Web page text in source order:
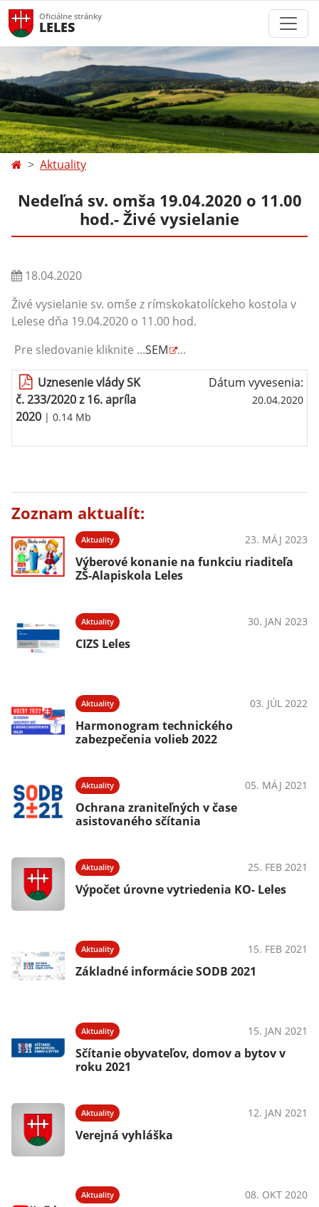
Oficiálne stránky
LELES
Aktuality
Nedeľná sv. omša 19.04.2020 o 11.00
hod.- Živé vysielanie
18.04.2020
Živé vysielanie sv. omše z rímskokatolíckeho kostola v
Lelese dňa 19.04.2020 o 11.00 hod.
Pre sledovanie kliknite ...SEM ...
Uznesenie vlády SK
č. 233/2020 z 16. apríla
2020 | 0.14 Mb
Dátum vyvesenia:
20.04.2020
Zoznam aktualít:
Aktuality 23. MÁJ 2023
Výberové konanie na funkciu riaditeľa
ZŠ-Alapiskola Leles
Aktuality 30. JAN 2023
CIZS Leles
Aktuality 03. JÚL 2022
Harmonogram technického
zabezpečenia volieb 2022
Aktuality 05. MÁJ 2021
Ochrana zraniteľných v čase
asistovaného sčítania
Aktuality 25. FEB 2021
Výpočet úrovne vytriedenia KO- Leles
Aktuality 15. FEB 2021
Základné informácie SODB 2021
Aktuality 15. JAN 2021
Sčítanie obyvateľov, domov a bytov v
roku 2021
Aktuality 12. JAN 2021
Verejná vyhláška
Aktuality 08. OKT 2020